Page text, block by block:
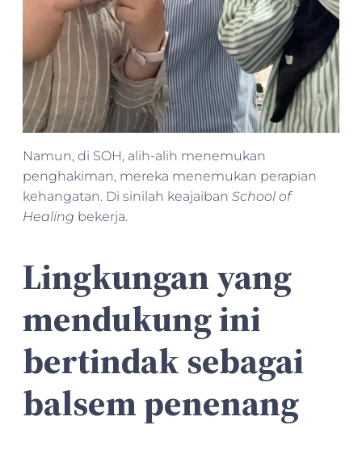
Namun, di SOH, alih-alih menemukan
penghakiman, mereka menemukan perapian
kehangatan. Di sinilah keajaiban School of
Healing bekerja.
Lingkungan yang
mendukung ini
bertindak sebagai
balsem penenang